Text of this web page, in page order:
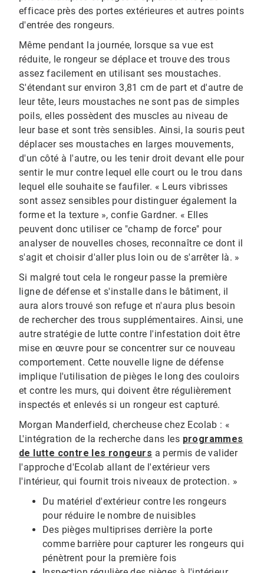
efficace près des portes extérieures et autres points
d'entrée des rongeurs.
Même pendant la journée, lorsque sa vue est
réduite, le rongeur se déplace et trouve des trous
assez facilement en utilisant ses moustaches.
S'étendant sur environ 3,81 cm de part et d'autre de
leur tête, leurs moustaches ne sont pas de simples
poils, elles possèdent des muscles au niveau de
leur base et sont très sensibles. Ainsi, la souris peut
déplacer ses moustaches en larges mouvements,
d'un côté à l'autre, ou les tenir droit devant elle pour
sentir le mur contre lequel elle court ou le trou dans
lequel elle souhaite se faufiler. « Leurs vibrisses
sont assez sensibles pour distinguer également la
forme et la texture », confie Gardner. « Elles
peuvent donc utiliser ce "champ de force" pour
analyser de nouvelles choses, reconnaître ce dont il
s'agit et choisir d'aller plus loin ou de s'arrêter là. »
Si malgré tout cela le rongeur passe la première
ligne de défense et s'installe dans le bâtiment, il
aura alors trouvé son refuge et n'aura plus besoin
de rechercher des trous supplémentaires. Ainsi, une
autre stratégie de lutte contre l'infestation doit être
mise en œuvre pour se concentrer sur ce nouveau
comportement. Cette nouvelle ligne de défense
implique l'utilisation de pièges le long des couloirs
et contre les murs, qui doivent être régulièrement
inspectés et enlevés si un rongeur est capturé.
Morgan Manderfield, chercheuse chez Ecolab : «
L'intégration de la recherche dans les programmes
de lutte contre les rongeurs a permis de valider
l'approche d'Ecolab allant de l'extérieur vers
l'intérieur, qui fournit trois niveaux de protection. »
Du matériel d'extérieur contre les rongeurs
pour réduire le nombre de nuisibles
Des pièges multiprises derrière la porte
comme barrière pour capturer les rongeurs qui
pénètrent pour la première fois